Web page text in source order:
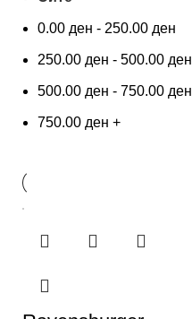
0.00 ден - 250.00 ден
250.00 ден - 500.00 ден
500.00 ден - 750.00 ден
750.00 ден +